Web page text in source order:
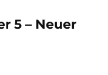
5 – Neuer